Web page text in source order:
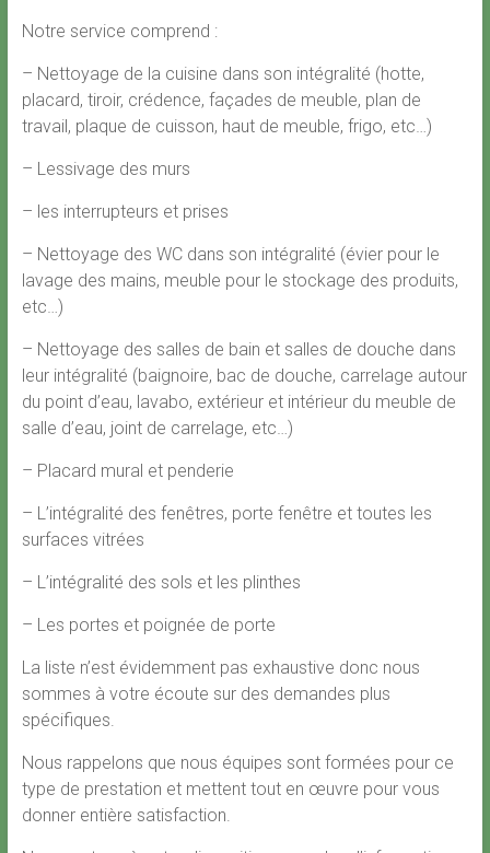
Notre service comprend :
– Nettoyage de la cuisine dans son intégralité (hotte,
placard, tiroir, crédence, façades de meuble, plan de
travail, plaque de cuisson, haut de meuble, frigo, etc…)
– Lessivage des murs
– les interrupteurs et prises
– Nettoyage des WC dans son intégralité (évier pour le
lavage des mains, meuble pour le stockage des produits,
etc…)
– Nettoyage des salles de bain et salles de douche dans
leur intégralité (baignoire, bac de douche, carrelage autour
du point d’eau, lavabo, extérieur et intérieur du meuble de
salle d’eau, joint de carrelage, etc…)
– Placard mural et penderie
– L’intégralité des fenêtres, porte fenêtre et toutes les
surfaces vitrées
– L’intégralité des sols et les plinthes
– Les portes et poignée de porte
La liste n’est évidemment pas exhaustive donc nous
sommes à votre écoute sur des demandes plus
spécifiques.
Nous rappelons que nous équipes sont formées pour ce
type de prestation et mettent tout en œuvre pour vous
donner entière satisfaction.